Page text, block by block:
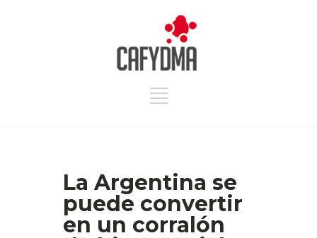
La Argentina se
puede convertir
en un corralón